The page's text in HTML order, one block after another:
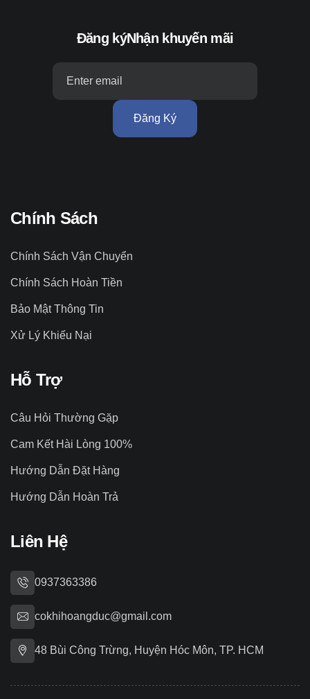
Đăng kýNhận khuyến mãi
Đăng Ký
Chính Sách
Chính Sách Vận Chuyển
Chính Sách Hoàn Tiền
Bảo Mật Thông Tin
Xử Lý Khiếu Nại
Hỗ Trợ
Câu Hỏi Thường Gặp
Cam Kết Hài Lòng 100%
Hướng Dẫn Đặt Hàng
Hướng Dẫn Hoàn Trả
Liên Hệ
0937363386
cokhihoangduc@gmail.com
48 Bùi Công Trừng, Huyện Hóc Môn, TP. HCM